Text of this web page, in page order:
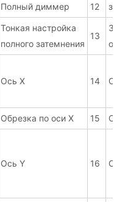
Полный диммер 12
Тонкая настройка
полного затемнения
13
Ось X 14 Ось
Обрезка по оси X 15
Ось Y 16 Ось